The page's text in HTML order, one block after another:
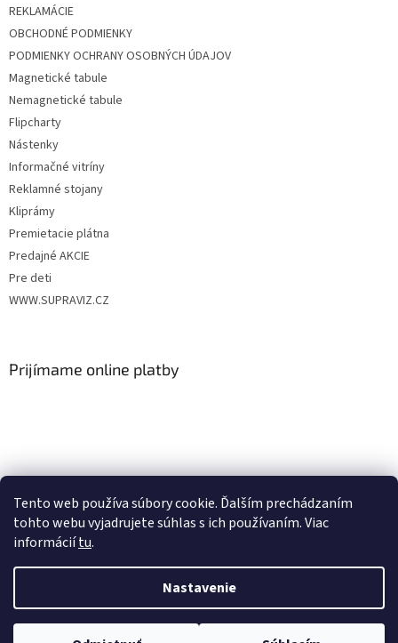
Tento web používa súbory cookie. Ďalším prechádzaním
tohto webu vyjadrujete súhlas s ich používaním. Viac
informáciítu.
Nastavenie
REKLAMÁCIE
OBCHODNÉ PODMIENKY
PODMIENKY OCHRANY OSOBNÝCH ÚDAJOV
Magnetické tabule
Nemagnetické tabule
Flipcharty
Nástenky
Informačné vitríny
Reklamné stojany
Kliprámy
Premietacie plátna
Predajné AKCIE
Pre deti
WWW.SUPRAVIZ.CZ
Prijímame online platby
0KS / €0
Vytvoril Shoptet